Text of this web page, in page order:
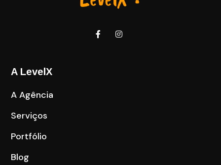
A LevelX
A Agência
Serviços
Portfólio
Blog